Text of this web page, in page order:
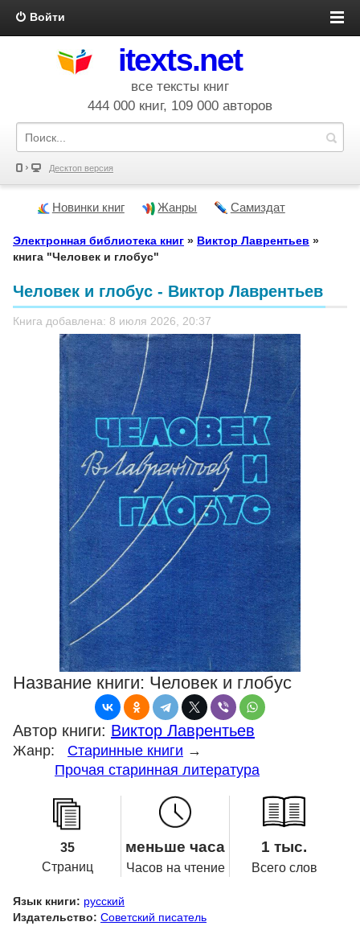
Войти
itexts.net
все тексты книг
444 000 книг, 109 000 авторов
Десктоп версия
Новинки книг Жанры Самиздат
Электронная библиотека книг » Виктор Лаврентьев »
книга "Человек и глобус"
Человек и глобус - Виктор Лаврентьев
Книга добавлена: 8 июля 2026, 20:37
Название книги: Человек и глобус
Автор книги: Виктор Лаврентьев
Жанр: Старинные книги →
Прочая старинная литература
35
Страниц
меньше часа
Часов на чтение
1 тыс.
Всего слов
Язык книги: русский
Издательство: Советский писатель